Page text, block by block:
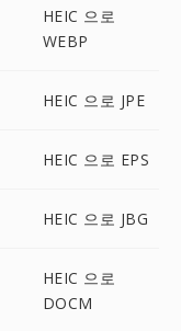
HEIC 으로
WEBP
HEIC 으로 JPE
HEIC 으로 EPS
HEIC 으로 JBG
HEIC 으로
DOCM